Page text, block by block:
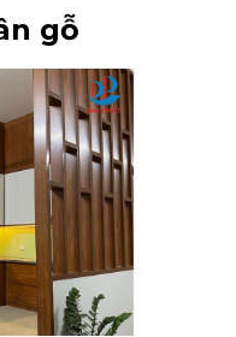
gỗ